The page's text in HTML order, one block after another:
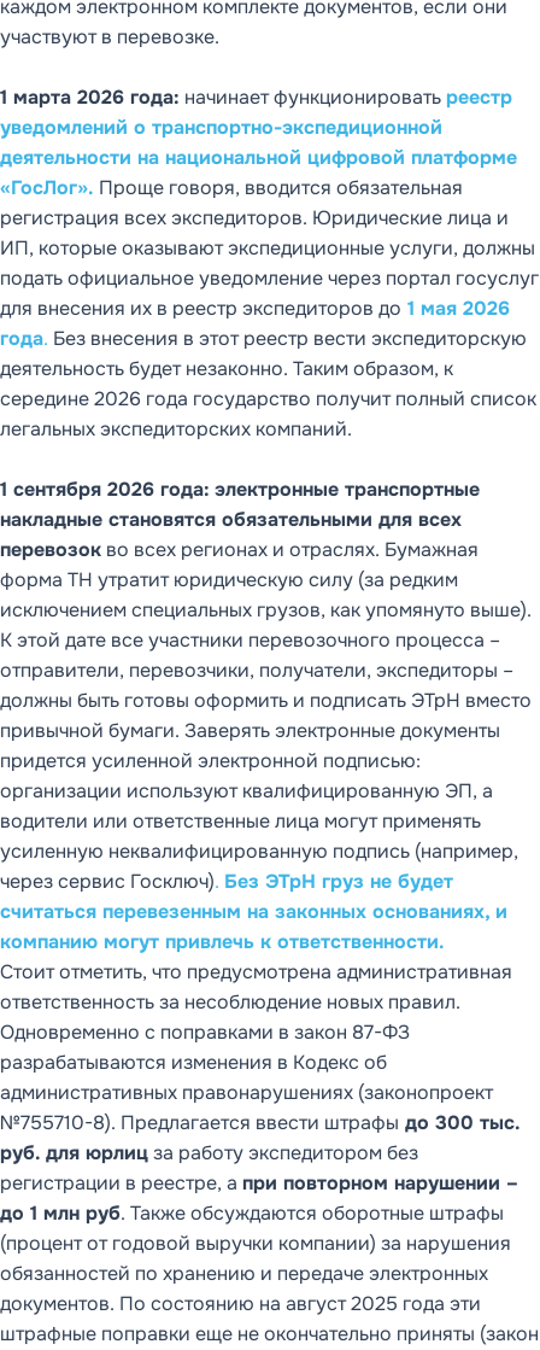
каждом электронном комплекте документов, если они
участвуют в перевозке.
1 марта 2026 года: начинает функционироватьреестр
уведомлений о транспортно-экспедиционной
деятельности на национальной цифровой платформе
«ГосЛог». Проще говоря, вводится обязательная
регистрация всех экспедиторов. Юридические лица и
ИП, которые оказывают экспедиционные услуги, должны
подать официальное уведомление через портал госуслуг
для внесения их в реестр экспедиторов до 1 мая 2026
года. Без внесения в этот реестр вести экспедиторскую
деятельность будет незаконно. Таким образом, к
середине 2026 года государство получит полный список
легальных экспедиторских компаний.
1 сентября 2026 года: электронные транспортные
накладные становятся обязательными для всех
перевозок во всех регионах и отраслях. Бумажная
форма ТН утратит юридическую силу (за редким
исключением специальных грузов, как упомянуто выше).
К этой дате все участники перевозочного процесса –
отправители, перевозчики, получатели, экспедиторы –
должны быть готовы оформить и подписать ЭТрН вместо
привычной бумаги. Заверять электронные документы
придется усиленной электронной подписью:
организации используют квалифицированную ЭП, а
водители или ответственные лица могут применять
усиленную неквалифицированную подпись (например,
через сервис Госключ). Без ЭТрН груз не будет
считаться перевезенным на законных основаниях, и
компанию могут привлечь к ответственности.
Стоит отметить, что предусмотрена административная
ответственность за несоблюдение новых правил.
Одновременно с поправками в закон 87-ФЗ
разрабатываются изменения в Кодекс об
административных правонарушениях (законопроект
№755710-8). Предлагается ввести штрафы до 300 тыс.
руб. для юрлицза работу экспедитором без
регистрации в реестре, а при повторном нарушении –
до 1 млн руб. Также обсуждаются оборотные штрафы
(процент от годовой выручки компании) за нарушения
обязанностей по хранению и передаче электронных
документов. По состоянию на август 2025 года эти
штрафные поправки еще не окончательно приняты (закон